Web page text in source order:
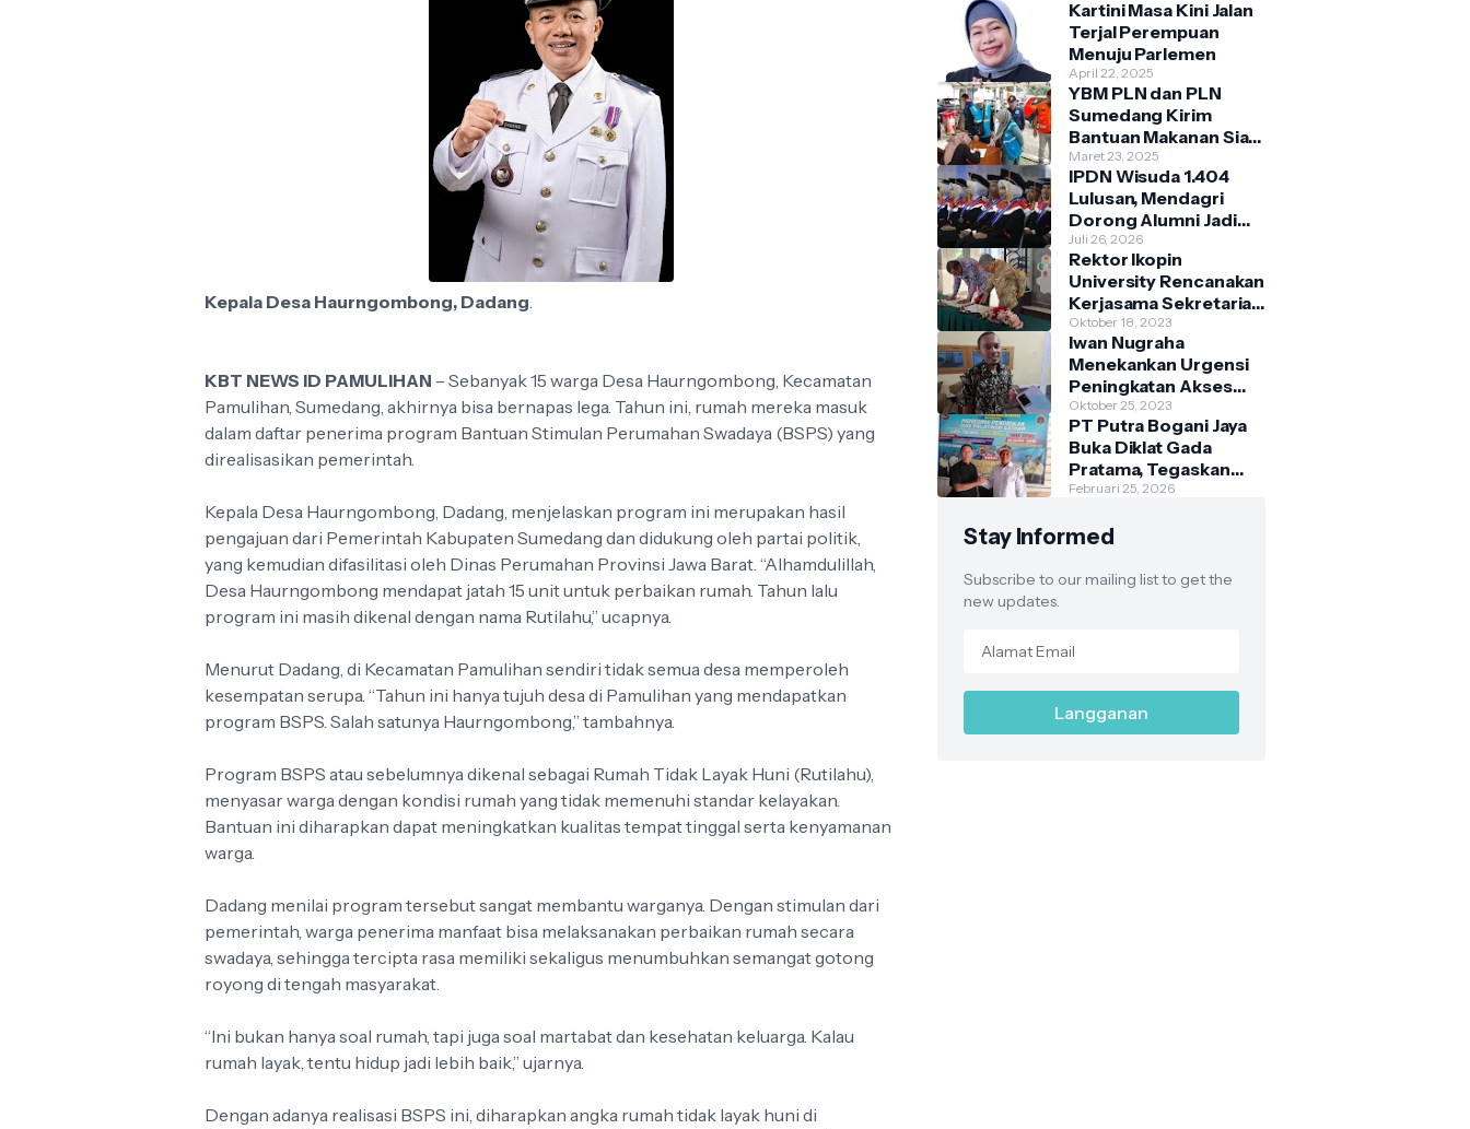
Kepala Desa Haurngombong, Dadang.
KBT NEWS ID PAMULIHAN – Sebanyak 15 warga Desa Haurngombong, Kecamatan
Pamulihan, Sumedang, akhirnya bisa bernapas lega. Tahun ini, rumah mereka masuk
dalam daftar penerima program Bantuan Stimulan Perumahan Swadaya (BSPS) yang
direalisasikan pemerintah.
Kepala Desa Haurngombong, Dadang, menjelaskan program ini merupakan hasil
pengajuan dari Pemerintah Kabupaten Sumedang dan didukung oleh partai politik,
yang kemudian difasilitasi oleh Dinas Perumahan Provinsi Jawa Barat. “Alhamdulillah,
Desa Haurngombong mendapat jatah 15 unit untuk perbaikan rumah. Tahun lalu
program ini masih dikenal dengan nama Rutilahu,” ucapnya.
Menurut Dadang, di Kecamatan Pamulihan sendiri tidak semua desa memperoleh
kesempatan serupa. “Tahun ini hanya tujuh desa di Pamulihan yang mendapatkan
program BSPS. Salah satunya Haurngombong,” tambahnya.
Program BSPS atau sebelumnya dikenal sebagai Rumah Tidak Layak Huni (Rutilahu),
menyasar warga dengan kondisi rumah yang tidak memenuhi standar kelayakan.
Bantuan ini diharapkan dapat meningkatkan kualitas tempat tinggal serta kenyamanan
warga.
Dadang menilai program tersebut sangat membantu warganya. Dengan stimulan dari
pemerintah, warga penerima manfaat bisa melaksanakan perbaikan rumah secara
swadaya, sehingga tercipta rasa memiliki sekaligus menumbuhkan semangat gotong
royong di tengah masyarakat.
“Ini bukan hanya soal rumah, tapi juga soal martabat dan kesehatan keluarga. Kalau
rumah layak, tentu hidup jadi lebih baik,” ujarnya.
Dengan adanya realisasi BSPS ini, diharapkan angka rumah tidak layak huni di
Kartini Masa Kini Jalan
Terjal Perempuan
Menuju Parlemen
April 22, 2025
YBM PLN dan PLN
Sumedang Kirim
Bantuan Makanan Siap
Saji Bagi Warga
Terdampak Banjir
Kecamatan
Cimanggung
Maret 23, 2025
IPDN Wisuda 1.404
Lulusan, Mendagri
Dorong Alumni Jadi
Penggerak Birokrasi
Berbasis Pengetahuan
Juli 26, 2026
Rektor Ikopin
University Rencanakan
Kerjasama Sekretariat
Bersama Koperasi
Indonesia
Oktober 18, 2023
Iwan Nugraha
Menekankan Urgensi
Peningkatan Akses
Pasar
Parakanmuncang
dalam Penanganan
Stunting
Oktober 25, 2023
PT Putra Bogani Jaya
Buka Diklat Gada
Pratama, Tegaskan
Legalitas Satpam
Februari 25, 2026
Stay Informed
Subscribe to our mailing list to get the
new updates.